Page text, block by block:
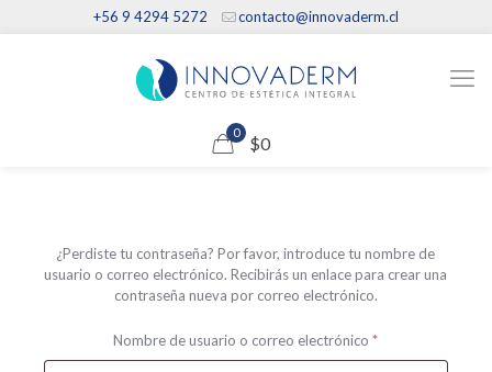
+56 9 4294 5272 contacto@innovaderm.cl
0
$0
¿Perdiste tu contraseña? Por favor, introduce tu nombre de
usuario o correo electrónico. Recibirás un enlace para crear una
contraseña nueva por correo electrónico.
Nombre de usuario o correo electrónico*Obligatorio